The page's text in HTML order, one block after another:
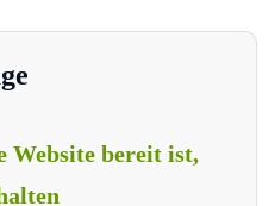
Website bereit ist,